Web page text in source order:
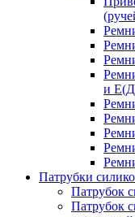
и
Патрубки
Патрубок
Патрубок